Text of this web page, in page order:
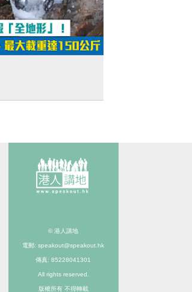
© 港人講地
電郵: speakout@speakout.hk
傳真: 85228041301
All rights reserved.
版權所有 不得轉載